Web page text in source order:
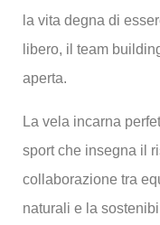
la vita degna di
libero, il team
aperta.
La vela incarna
sport che insegna il
collaborazione tra
naturali e la